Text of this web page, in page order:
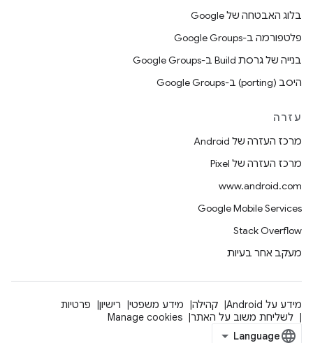
בלוג האבטחה של Google
פלטפורמה ב-Google Groups
בנייה של גרסת Build ב-Google Groups
היסב (porting) ב-Google Groups
עזרה
מרכז העזרה של Android
מרכז העזרה של Pixel
www.android.com
Google Mobile Services
Stack Overflow
מעקב אחר בעיות
מידע על Android קהילה מידע משפטי רישיון
פרטיות
לשליחת משוב על האתר
Manage cookies